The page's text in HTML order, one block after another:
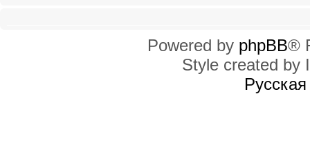
Powered by phpBB®
Style created by